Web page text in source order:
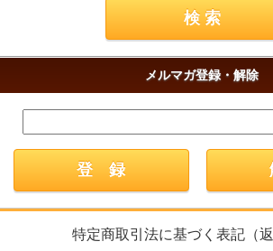
メルマガ登録・解除
特定商取引法に基づく表記（返